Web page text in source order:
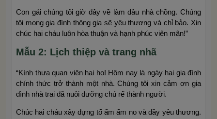
Con gái chúng tôi giờ đây về làm dâu nhà chồng. Chúng
tôi mong gia đình thông gia sẽ yêu thương và chỉ bảo. Xin
chúc hai cháu luôn hòa thuận và hạnh phúc viên mãn!”
Mẫu 2: Lịch thiệp và trang nhã
“Kính thưa quan viên hai họ! Hôm nay là ngày hai gia đình
chính thức trở thành một nhà. Chúng tôi xin cảm ơn gia
đình nhà trai đã nuôi dưỡng chú rể thành người.
Chúc hai cháu xây dựng tổ ấm ấm no và đầy yêu thương.